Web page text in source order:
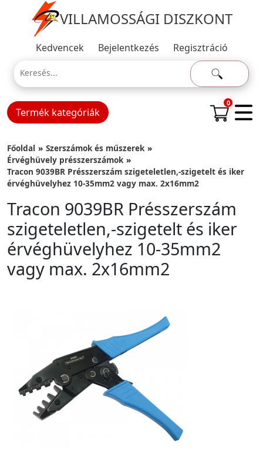
VILLAMOSSÁGI DISZKONT
Kedvencek Bejelentkezés Regisztráció
Termék kategóriák
0
Főoldal
Szerszámok és műszerek
Érvéghüvely présszerszámok
Tracon 9039BR Présszerszám szigeteletlen,-szigetelt és iker
érvéghüvelyhez 10-35mm2 vagy max. 2x16mm2
Tracon 9039BR Présszerszám
szigeteletlen,-szigetelt és iker
érvéghüvelyhez 10-35mm2
vagy max. 2x16mm2